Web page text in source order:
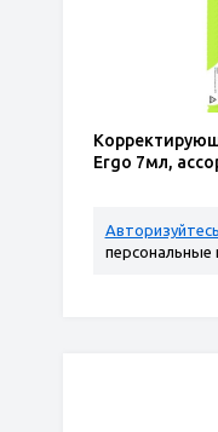
Ergo 7мл,
Авторизуйтесь
персональные